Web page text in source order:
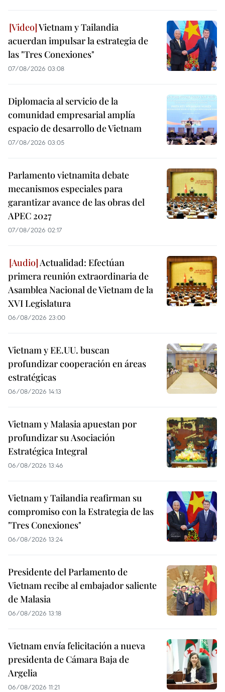
Vietnam y Tailandia
acuerdan impulsar la estrategia de
las "Tres Conexiones"
07/08/2026 03:08
Diplomacia al servicio de la
comunidad empresarial amplía
espacio de desarrollo de Vietnam
07/08/2026 03:05
Parlamento vietnamita debate
mecanismos especiales para
garantizar avance de las obras del
APEC 2027
07/08/2026 02:17
Actualidad: Efectúan
primera reunión extraordinaria de
Asamblea Nacional de Vietnam de la
XVI Legislatura
06/08/2026 23:00
Vietnam y EE.UU. buscan
profundizar cooperación en áreas
estratégicas
06/08/2026 14:13
Vietnam y Malasia apuestan por
profundizar su Asociación
Estratégica Integral
06/08/2026 13:46
Vietnam y Tailandia reafirman su
compromiso con la Estrategia de las
"Tres Conexiones"
06/08/2026 13:24
Presidente del Parlamento de
Vietnam recibe al embajador saliente
de Malasia
06/08/2026 13:18
Vietnam envía felicitación a nueva
presidenta de Cámara Baja de
Argelia
06/08/2026 11:21